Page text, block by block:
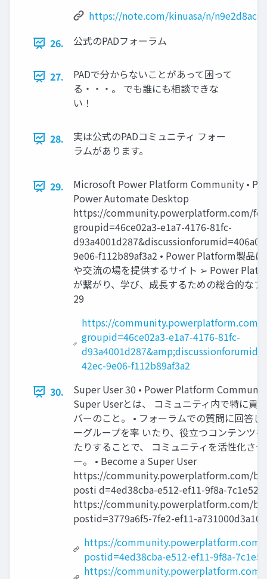
https://note.com/kinuasa/n/
26.
公式のPADフォーラム
27.
PADで分からないことがあって困って
る・・・。 でも誰にも相談できな
い！
28.
実は公式のPADコミュニティ フォー
ラムがあります。
29.
Microsoft Power Platform Community •
Power Automate Desktop
https://community.powerplatform.com/
groupid=46ce02a3-e1a7-4176-81fc-
9e06-f112b89af3a2 • Power Platform製品
や交流の場を提供するサイト ➢ Power
が繋がり、学び、成長するための総合的な
29
https://community.powerplatform.com/
groupid=46ce02a3-e1a7-4176-81fc-
42ec-9e06-f112b89af3a2
30.
Super User 30 • Power Platform
Super Userとは、 コミュニティ内で特に貢
バーのこと。 • フォーラムでの質問に回答し
ーグループを率 いたり、役立つコンテンツ
たりすることで、 コミュニティを活性化さ
ー。 • Become a Super User
https://community.powerplatform.com/
posti d=4ed38cba-e512-ef11-9f8a-
https://community.powerplatform.com/
postid=3779a6f5-7fe2-ef11-
https://community.powerplatform.com/
postid=4ed38cba-e512-ef11-9f8a-
https://community.powerplatform.com/